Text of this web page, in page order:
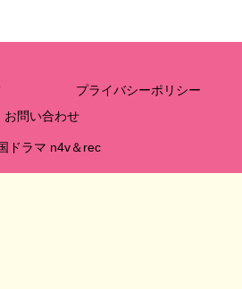
プライバシーポリシー
お問い合わせ
ドラマ n4v＆rec